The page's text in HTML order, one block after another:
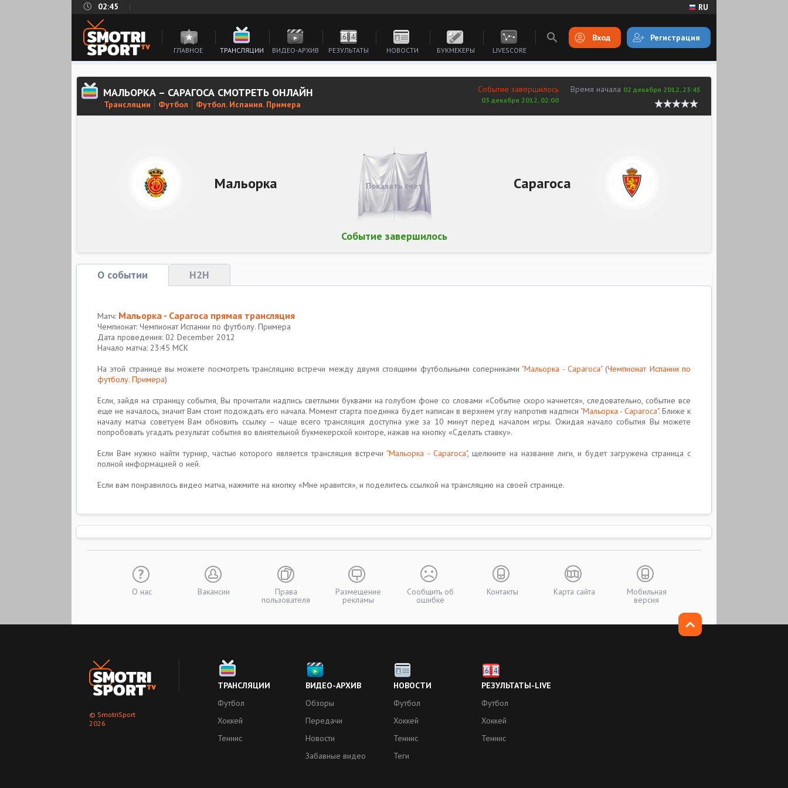
02:45 RU
ГЛАВНОЕ ТРАНСЛЯЦИИ ВИДЕО-АРХИВ РЕЗУЛЬТАТЫ НОВОСТИ БУКМЕКЕРЫ LIVESCORE
Вход Регистрация
МАЛЬОРКА – САРАГОСА СМОТРЕТЬ ОНЛАЙН
Трансляции Футбол Футбол. Испания. Примера
Время начала 02 декабря 2012, 23:45
Событие завершилось
03 декабря 2012, 02:00
Мальорка Сарагоса
Событие завершилось
Показать счет
О событии H2H
Матч: Мальорка - Сарагоса прямая трансляция
Чемпионат: Чемпионат Испании по футболу. Примера
Дата проведения: 02 December 2012
Начало матча: 23:45 МСК
На этой странице вы можете посмотреть трансляцию встречи между двумя стоящими футбольными соперниками "Мальорка - Сарагоса"(Чемпионат Испании по
футболу. Примера)
Если, зайдя на страницу события, Вы прочитали надпись светлыми буквами на голубом фоне со словами «Событие скоро начнется», следовательно, событие все
еще не началось, значит Вам стоит подождать его начала. Момент старта поединка будет написан в верхнем углу напротив надписи "Мальорка - Сарагоса". Ближе к
началу матча советуем Вам обновить ссылку – чаще всего трансляция доступна уже за 10 минут перед началом игры. Ожидая начало события Вы можете
попробовать угадать результат события во влиятельной букмекерской конторе, нажав на кнопку «Сделать ставку».
Если Вам нужно найти турнир, частью которого является трансляция встречи "Мальорка - Сарагоса", щелкните на название лиги, и будет загружена страница с
полной информацией о ней.
Если вам понравилось видео матча, нажмите на кнопку «Мне нравится», и поделитесь ссылкой на трансляцию на своей странице.
О нас Вакансии Права
пользователя
Размещение
рекламы
Сообщить об
ошибке
Контакты Карта сайта Мобильная
версия
© SmotriSport
2026
ТРАНСЛЯЦИИ
Футбол
Хоккей
Теннис
ВИДЕО-АРХИВ
Обзоры
Передачи
Новости
Забавные видео
НОВОСТИ
Футбол
Хоккей
Теннис
Теги
РЕЗУЛЬТАТЫ-LIVE
Футбол
Хоккей
Теннис